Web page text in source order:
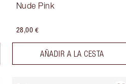
Nude Pink
28,00 €
AÑADIR A LA CESTA